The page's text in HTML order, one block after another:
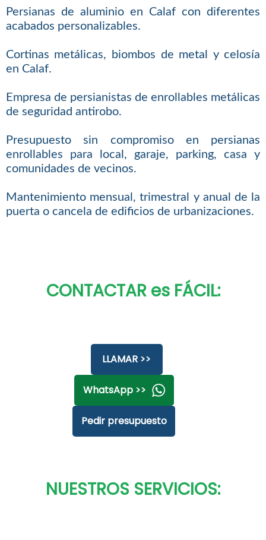
Persianas de aluminio en Calaf con diferentes
acabados personalizables.
Cortinas metálicas, biombos de metal y celosía
en Calaf.
Empresa de persianistas de enrollables metálicas
de seguridad antirobo.
Presupuesto sin compromiso en persianas
enrollables para local, garaje, parking, casa y
comunidades de vecinos.
Mantenimiento mensual, trimestral y anual de la
puerta o cancela de edificios de urbanizaciones.
CONTACTAR es FÁCIL:
LLAMAR >>
WhatsApp >>
Pedir presupuesto
NUESTROS SERVICIOS: